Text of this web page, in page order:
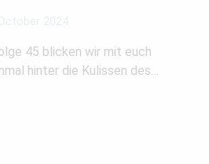
45 blicken wir mit euch
hinter die Kulissen des…